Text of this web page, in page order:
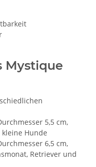
Mystique
5,5 cm,
Hunde
6,5 cm,
Retriever und